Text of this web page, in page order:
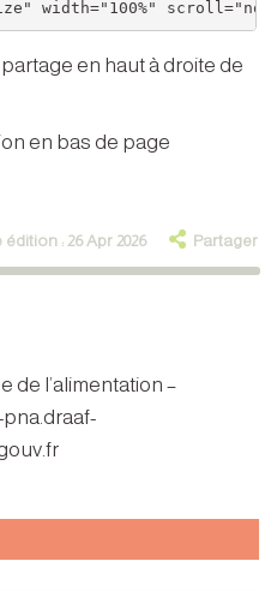
en haut à droite de
en bas de page
: 26 Apr 2026 Partager
de l’alimentation –
pna.draaf-